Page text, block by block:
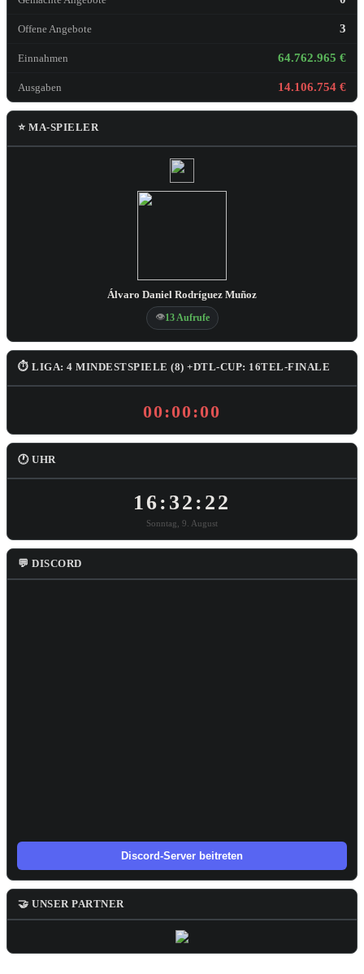
Offene Angebote 3
Einnahmen 64.762.965 €
Ausgaben 14.106.754 €
⭐ MA-SPIELER
Álvaro Daniel Rodríguez Muñoz
👁13 Aufrufe
⏱ LIGA: 4 MINDESTSPIELE (8) +DTL-CUP: 16TEL-FINALE
00:00:00
🕐 UHR
16:32:23
Sonntag, 9. August
💬 DISCORD
Discord-Server beitreten
🤝 UNSER PARTNER